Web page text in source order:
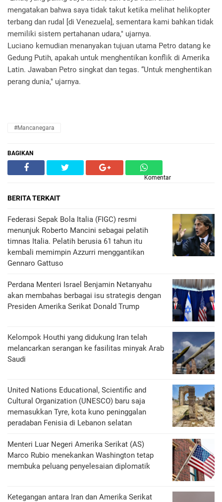
mengatakan bahwa saya tidak takut ketika melihat helikopter
terbang dan rudal [di Venezuela], sementara kami bahkan tidak
memiliki sistem pertahanan udara," ujarnya.
Luciano kemudian menanyakan tujuan utama Petro datang ke
Gedung Putih, apakah untuk menghentikan konflik di Amerika
Latin. Jawaban Petro singkat dan tegas. “Untuk menghentikan
perang dunia," ujarnya.
#Mancanegara
BAGIKAN
Komentar
BERITA TERKAIT
Federasi Sepak Bola Italia (FIGC) resmi
menunjuk Roberto Mancini sebagai pelatih
timnas Italia. Pelatih berusia 61 tahun itu
kembali memimpin Azzurri menggantikan
Gennaro Gattuso
Perdana Menteri Israel Benjamin Netanyahu
akan membahas berbagai isu strategis dengan
Presiden Amerika Serikat Donald Trump
Kelompok Houthi yang didukung Iran telah
melancarkan serangan ke fasilitas minyak Arab
Saudi
United Nations Educational, Scientific and
Cultural Organization (UNESCO) baru saja
memasukkan Tyre, kota kuno peninggalan
peradaban Fenisia di Lebanon selatan
Menteri Luar Negeri Amerika Serikat (AS)
Marco Rubio menekankan Washington tetap
membuka peluang penyelesaian diplomatik
Ketegangan antara Iran dan Amerika Serikat